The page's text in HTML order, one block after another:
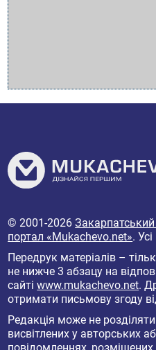
© 2001-2026
портал «Mukachevo.net».
Передрук матеріалів –
не нижче 3 абзацу на
сайтіwww.mukachevo.net.
отримати письмову згоду
Редакція може не
висвітлених у авторських